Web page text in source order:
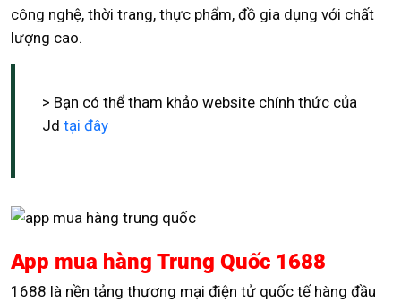
công nghệ, thời trang, thực phẩm, đồ gia dụng với chất
lượng cao.
> Bạn có thể tham khảo website chính thức của
Jd tại đây
App mua hàng Trung Quốc 1688
1688 là nền tảng thương mại điện tử quốc tế hàng đầu